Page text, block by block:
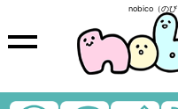
nobico（のび